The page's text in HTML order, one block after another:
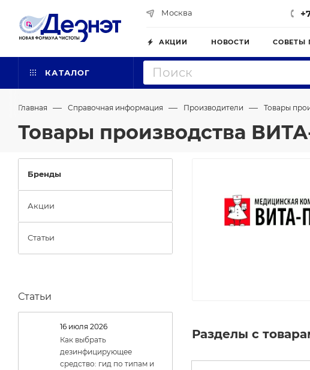
Москва
АКЦИИ НОВОСТИ СОВЕТЫ
КАТАЛОГ
Главная — Справочная информация — Производители — Товары
Товары производства
Разделы с
Бренды
Акции
Статьи
Статьи
16 июля 2026
Как выбрать
дезинфицирующее
средство: гид по типам и